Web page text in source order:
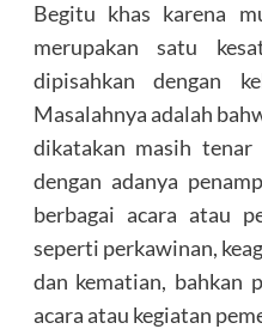
Begitu khas karena
merupakan satu
dipisahkan dengan
Masalahnya adalah
dikatakan masih
dengan adanya
berbagai acara atau
seperti perkawinan,
dan kematian, bahkan
acara atau kegiatan